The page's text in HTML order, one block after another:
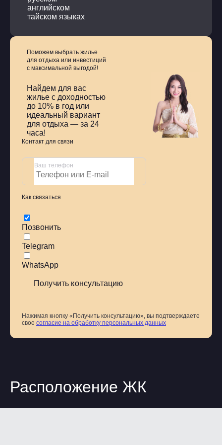
бат за кв.м
*В случае, когда покупатель отказывается
подписывать контракт и не вносит оплату в размере
20%, сумма за бронирование апартаментов не
возвращается!
Удобства
Близко к морю
Вид на море
Видеонаблюдение
Охраняемая территория
Подземная парковка
Вид на город
Балкон
Лифт
Ресепшн
Ресторан/кафе
Интернет
английском
тайском языках
Поможем выбрать жилье
для отдыха или инвестиций
с максимальной выгодой!
Найдем для вас
жилье с доходностью
до 10% в год или
идеальный вариант
для отдыха — за 24
часа!
Контакт для связи
Ваш телефон
Как связаться
Позвонить
Telegram
WhatsApp
Нажимая кнопку «Получить консультацию», вы подтверждаете
свое согласие на обработку персональных данных
Расположение ЖК